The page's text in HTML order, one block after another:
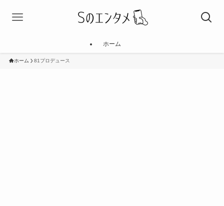
ホーム
ホーム 81プロデュース